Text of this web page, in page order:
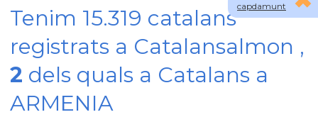
capdamunt
Tenim 15.319 catalans
registrats a Catalansalmon ,
2 dels quals a Catalans a
ARMENIA